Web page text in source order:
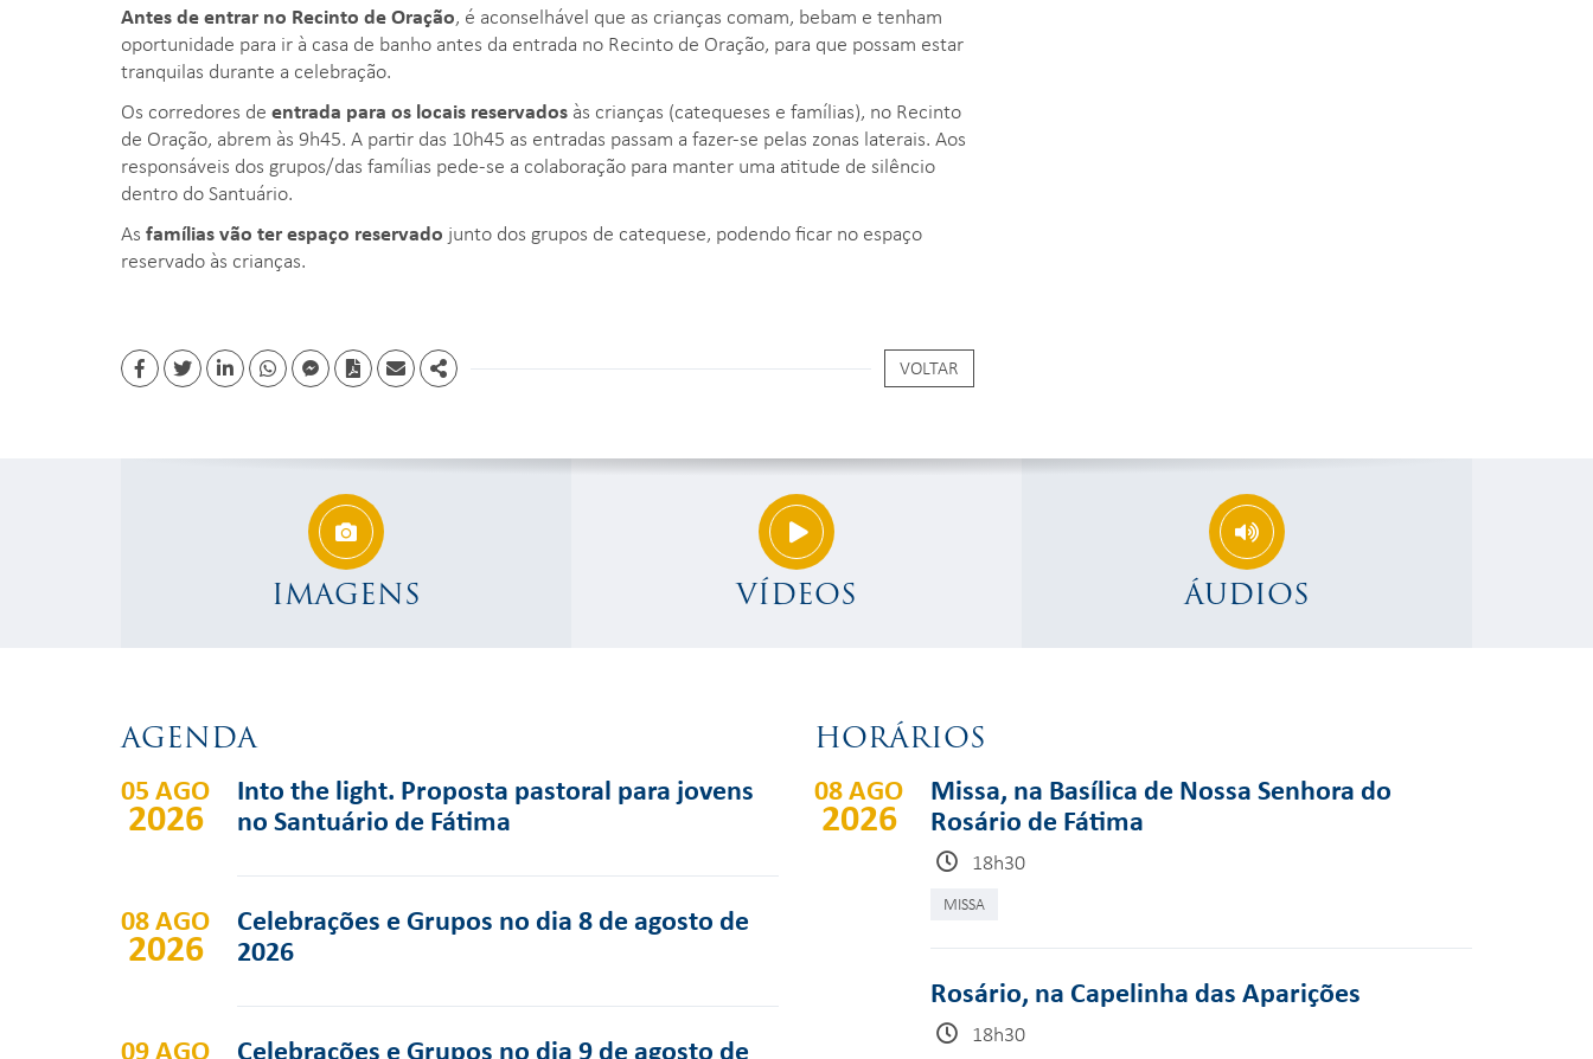
Antes de entrar no Recinto de Oração, é aconselhável que as crianças comam, bebam e tenham
oportunidade para ir à casa de banho antes da entrada no Recinto de Oração, para que possam estar
tranquilas durante a celebração.
Os corredores de entrada para os locais reservados às crianças (catequeses e famílias), no Recinto
de Oração, abrem às 9h45. A partir das 10h45 as entradas passam a fazer-se pelas zonas laterais. Aos
responsáveis dos grupos/das famílias pede-se a colaboração para manter uma atitude de silêncio
dentro do Santuário.
As famílias vão ter espaço reservado junto dos grupos de catequese, podendo ficar no espaço
reservado às crianças.
FacebookTwitterLinkedinwhatsappfacebook messenger
PDF EmailShare
VOLTAR
IMAGENS VÍDEOS ÁUDIOS
AGENDA
05 AGO
2026
Into the light. Proposta pastoral para jovens
no Santuário de Fátima
08 AGO
2026
Celebrações e Grupos no dia 8 de agosto de
2026
09 AGO Celebrações e Grupos no dia 9 de agosto de
HORÁRIOS
08 AGO
2026
Missa, na Basílica de Nossa Senhora do
Rosário de Fátima
18h30
MISSA
Rosário, na Capelinha das Aparições
18h30